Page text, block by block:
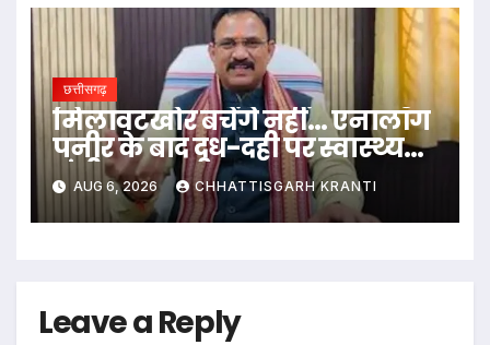
छत्तीसगढ़
मिलावटखोर बचेंगे नहीं… एनालॉग
पनीर के बाद दूध-दही पर स्वास्थ्य
मंत्री का बड़ा बयान
AUG 6, 2026 CHHATTISGARH KRANTI
Leave a Reply